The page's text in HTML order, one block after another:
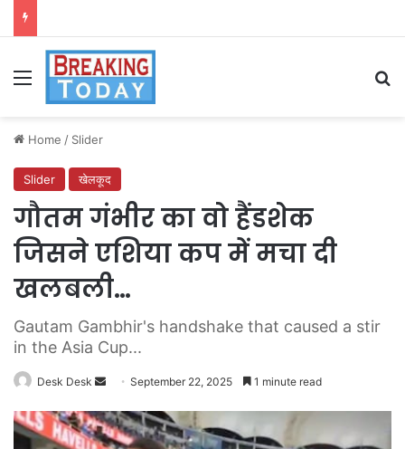
Menu
Home / Slider
Slider खेलकूद
गौतम गंभीर का वो हैंडशेक
जिसने एशिया कप में मचा दी
खलबली…
Gautam Gambhir's handshake that caused a stir
in the Asia Cup...
Desk Desk
Send
email
September 22, 2025 1 minute read